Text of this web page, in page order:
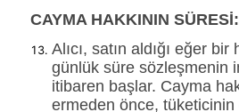
CAYMA HAKKININ SÜRESİ:
Alıcı, satın aldığı eğer
günlük süre sözleşmenin
itibaren başlar. Cayma
ermeden önce, tüketicinin